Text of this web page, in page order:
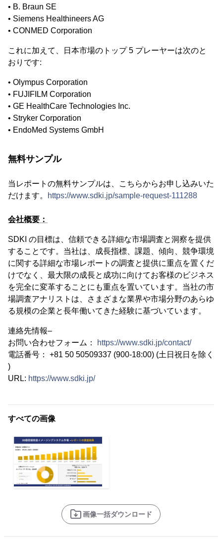
• B. Braun SE
• Siemens Healthineers AG
• CONMED Corporation
これに加えて、日本市場のトップ 5 プレーヤーは次のと
おりです:
• Olympus Corporation
• FUJIFILM Corporation
• GE HealthCare Technologies Inc.
• Stryker Corporation
• EndoMed Systems GmbH
無料サンプル
当レポートの無料サンプルは、こちらからお申し込みいた
だけます。
https://www.sdki.jp/sample-request-111288
会社概要：
SDKI の目標は、信頼できる詳細な市場調査と洞察を提供
することです。当社は、成長指標、課題、傾向、競争環境
に関する詳細な市場レポートの調査と提供に重点を置くだ
けでなく、最大限の成長と成功に向けてお客様のビジネス
を完全に変革することにも重点を置いています。当社の市
場調査アナリストは、さまざまな業界や市場分野のあらゆ
る規模の企業と長年働いてきた経験に基づいています。
連絡先情報–
お問い合わせフォーム：
https://www.sdki.jp/contact/
電話番号： +81 50 50509337 (900-18:00) (土日祝日を除く
)
URL: https://www.sdki.jp/
すべての画像
画像一括ダウンロード